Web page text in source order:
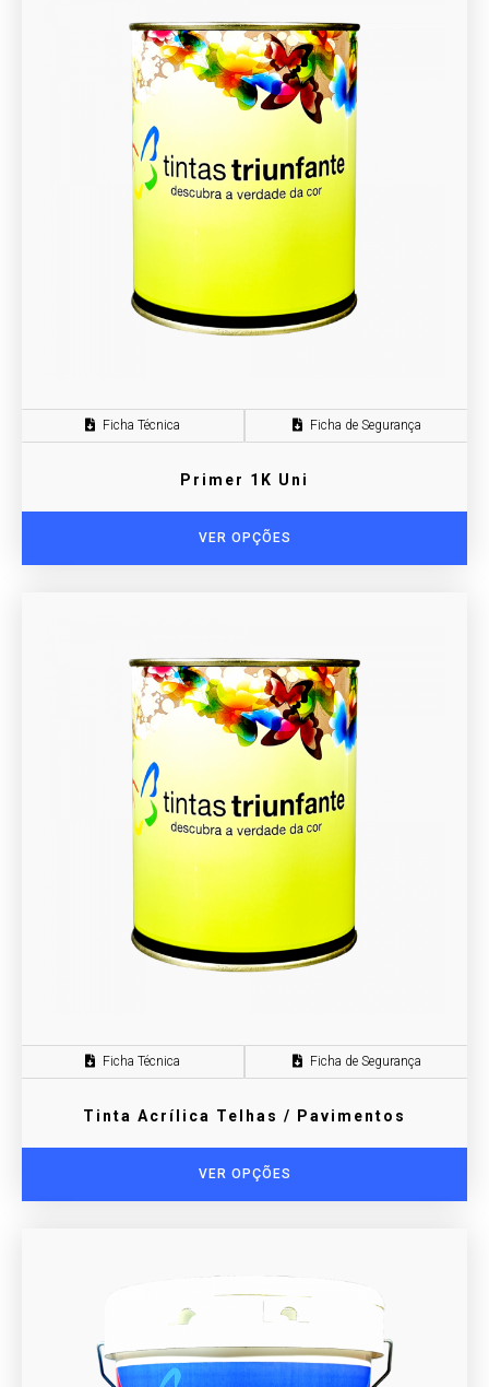
Ficha Técnica Ficha de Segurança
Primer 1K Uni
VER OPÇÕES
Ficha Técnica Ficha de Segurança
Tinta Acrílica Telhas / Pavimentos
VER OPÇÕES